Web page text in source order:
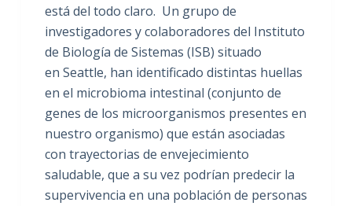
está del todo claro. Un grupo de
investigadores y colaboradores del Instituto
de Biología de Sistemas (ISB) situado
en Seattle, han identificado distintas huellas
en el microbioma intestinal (conjunto de
genes de los microorganismos presentes en
nuestro organismo) que están asociadas
con trayectorias de envejecimiento
saludable, que a su vez podrían predecir la
supervivencia en una población de personas